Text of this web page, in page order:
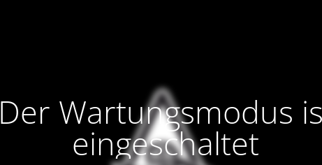
Der Wartungsmodus
eingeschaltet